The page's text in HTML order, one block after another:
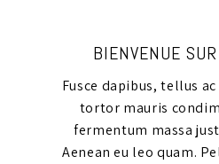
BIENVENUE
Fusce dapibus, tellus
tortor mauris
fermentum massa
Aenean eu leo quam.